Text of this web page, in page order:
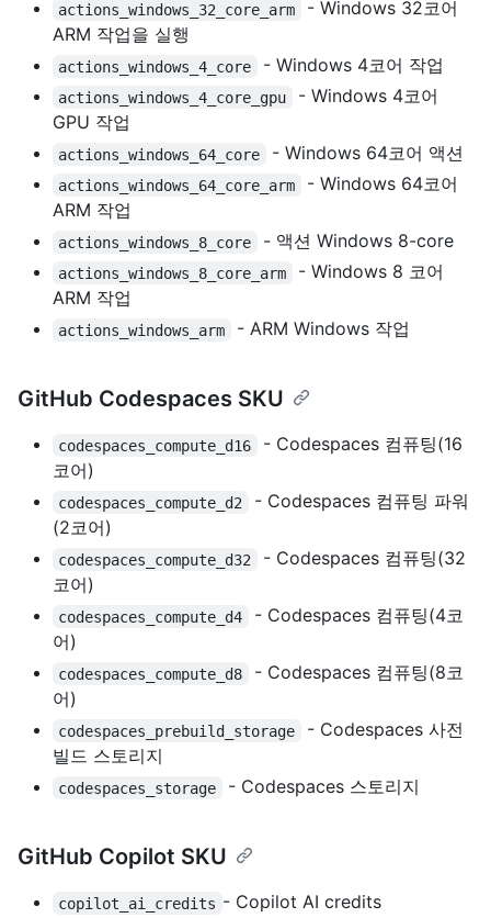
actions_windows_32_core_arm
- Windows 32코어
ARM 작업을 실행
actions_windows_4_core - Windows 4코어 작업
actions_windows_4_core_gpu
- Windows 4코어
GPU 작업
actions_windows_64_core - Windows 64코어 액션
actions_windows_64_core_arm
- Windows 64코어
ARM 작업
actions_windows_8_core - 액션 Windows 8-core
actions_windows_8_core_arm
- Windows 8 코어
ARM 작업
actions_windows_arm - ARM Windows 작업
GitHub Codespaces SKU
codespaces_compute_d16
- Codespaces 컴퓨팅(16
코어)
codespaces_compute_d2
- Codespaces 컴퓨팅 파워
(2코어)
codespaces_compute_d32
- Codespaces 컴퓨팅(32
코어)
codespaces_compute_d4
- Codespaces 컴퓨팅(4코
어)
codespaces_compute_d8
- Codespaces 컴퓨팅(8코
어)
codespaces_prebuild_storage
- Codespaces 사전
빌드 스토리지
codespaces_storage - Codespaces 스토리지
GitHub Copilot SKU
copilot_ai_credits - Copilot AI credits